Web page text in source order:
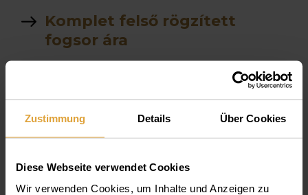
Zustimmung Details Über Cookies
Diese Webseite verwendet Cookies
Wir verwenden Cookies, um Inhalte und Anzeigen zu
Komplet felső rögzített
fogsor ára
árlista
fogĂˇszati ct
Parodontológia